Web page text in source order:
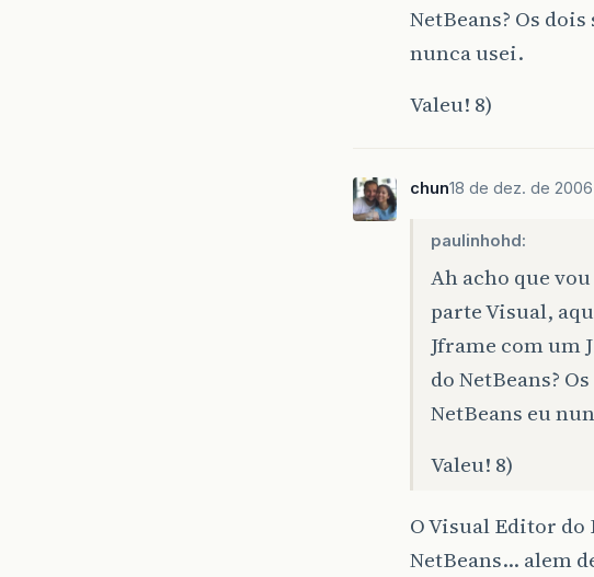
NetBeans? Os
nunca usei.
Valeu! 8)
chun18 de dez. de 2006
paulinhohd:
Ah acho que
parte Visual,
Jframe com um
do NetBeans?
NetBeans eu
Valeu! 8)
O Visual Editor do
NetBeans… alem